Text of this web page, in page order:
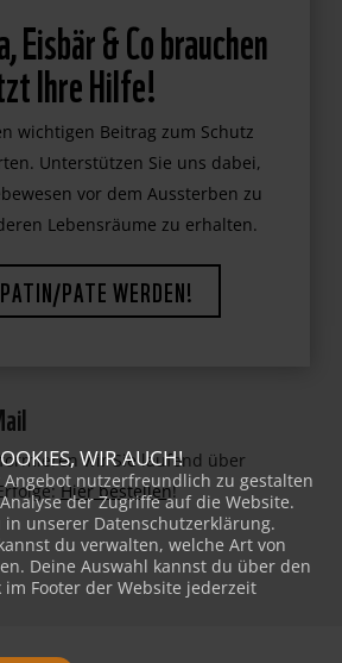
Eisbär & Co brauchen
Ihre Hilfe!
wichtigen Beitrag zum Schutz
Unterstützen Sie uns dabei,
vor dem Aussterben zu
Lebensräume zu erhalten.
PATE WERDEN!
wir Sie laufend über
Hier bestellen!
WIR AUCH!
Angebot nutzerfreundlich zu gestalten
der Zugriffe auf die Website.
unserer Datenschutzerklärung.
du verwalten, welche Art von
Deine Auswahl kannst du über den
Footer der Website jederzeit